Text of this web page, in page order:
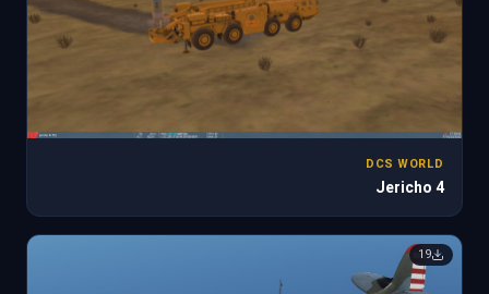
DCS WORLD
Jericho 4
19